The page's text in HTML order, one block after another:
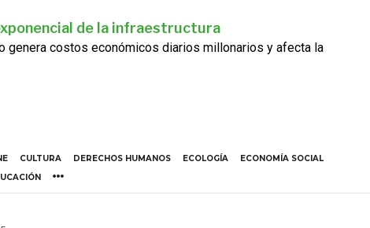
de la infraestructura
genera costos económicos diarios millonarios y afecta la
CULTURA DERECHOS HUMANOS ECOLOGÍA
ECONOMÍA SOCIAL